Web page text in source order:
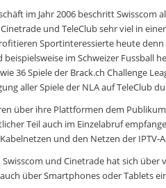
im Jahr 2006 beschritt
und TeleClub sehr viel in
Sportinteressierte heute
beispielsweise im Schweizer Fussball
36 Spiele der Brack.ch Challenge
aller Spiele der NLA auf TeleClub
über ihre Plattformen dem
Teil auch im Einzelabruf
und den Netzen der
und Cinetrade hat sich
über Smartphones oder Tablets